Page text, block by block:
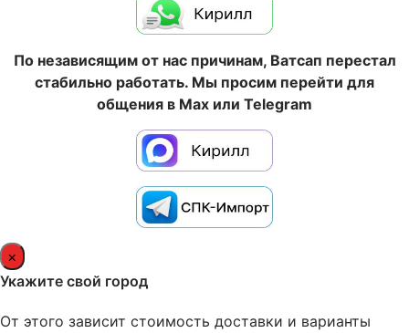
По независящим от нас причинам, Ватсап перестал
стабильно работать. Мы просим перейти для
общения в Max или Telegram
×
Укажите свой город
От этого зависит стоимость доставки и варианты